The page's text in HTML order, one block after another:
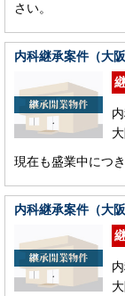
さい。
内科継承案件（大阪
現在も盛業中につ
内科継承案件（大阪